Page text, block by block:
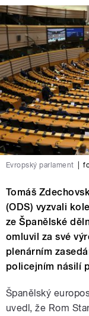
Evropský parlament
Tomáš
(ODS) vyzvali
ze Španělské
omluvil za své
plenárním
policejním násilí
Španělský
uvedl, že Rom